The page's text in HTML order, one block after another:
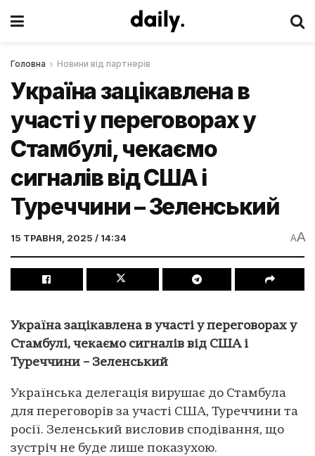
Головна Новини від партнерів
Україна зацікавлена в
участі у переговорах у
Стамбулі, чекаємо
сигналів від США і
Туреччини – Зеленський
15 ТРАВНЯ, 2025 / 14:34 AA
Україна зацікавлена в участі у переговорах у
Стамбулі, чекаємо сигналів від США і
Туреччини – Зеленський
Українська делегація вирушає до Стамбула
для переговорів за участі США, Туреччини та
росії. Зеленський висловив сподівання, що
зустріч не буде лише показухою.